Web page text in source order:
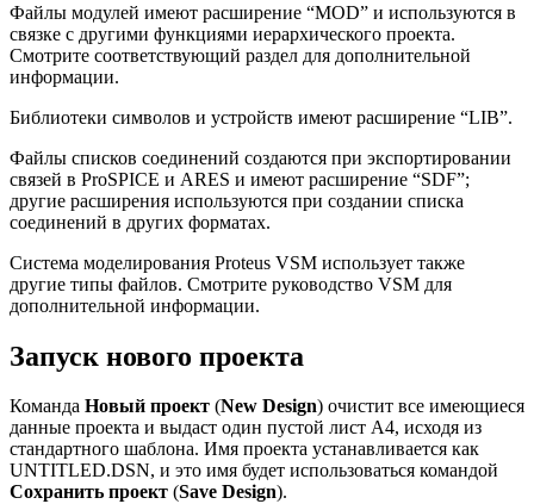
Файлы модулей имеют расширение “MOD” и используются в
связке с другими функциями иерархического проекта.
Смотрите соответствующий раздел для дополнительной
информации.
Библиотеки символов и устройств имеют расширение “LIB”.
Файлы списков соединений создаются при экспортировании
связей в ProSPICE и ARES и имеют расширение “SDF”;
другие расширения используются при создании списка
соединений в других форматах.
Система моделирования Proteus VSM использует также
другие типы файлов. Смотрите руководство VSM для
дополнительной информации.
Запуск нового проекта
Команда Новый проект (New Design) очистит все имеющиеся
данные проекта и выдаст один пустой лист А4, исходя из
стандартного шаблона. Имя проекта устанавливается как
UNTITLED.DSN, и это имя будет использоваться командой
Сохранить проект (Save Design).